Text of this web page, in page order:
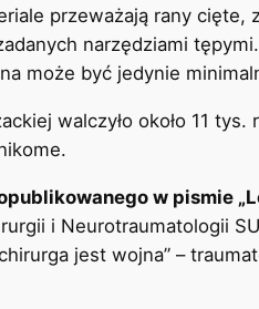
przeważają rany
narzędziami
może być jedynie
walczyło około 11
w pismie
i Neurotraumatologii
chirurga jest wojna” –